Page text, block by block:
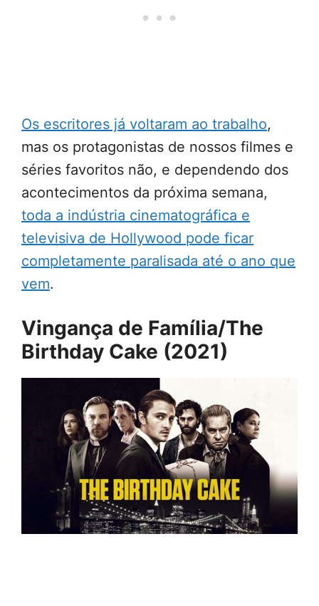
Os escritores já voltaram ao trabalho,
mas os protagonistas de nossos filmes e
séries favoritos não, e dependendo dos
acontecimentos da próxima semana,
toda a indústria cinematográfica e
televisiva de Hollywood pode ficar
completamente paralisada até o ano que
vem.
Vingança de Família/The
Birthday Cake (2021)